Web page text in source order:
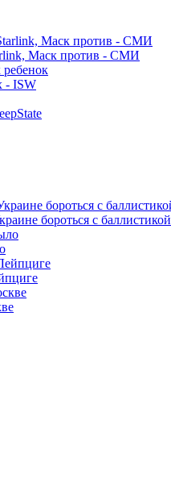
Маск против - СМИ
- ISW
бороться с баллистикой